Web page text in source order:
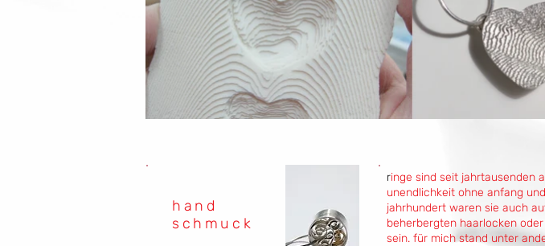
hand
schmuck
ringe sind seit jahrtausenden
unendlichkeit ohne anfang
jahrhundert waren sie auch
beherbergten haarlocken
sein. für mich stand unter